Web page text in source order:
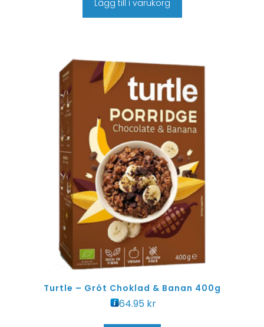
Lägg till i varukorg
Turtle – Gröt Choklad & Banan 400g
64.95 kr